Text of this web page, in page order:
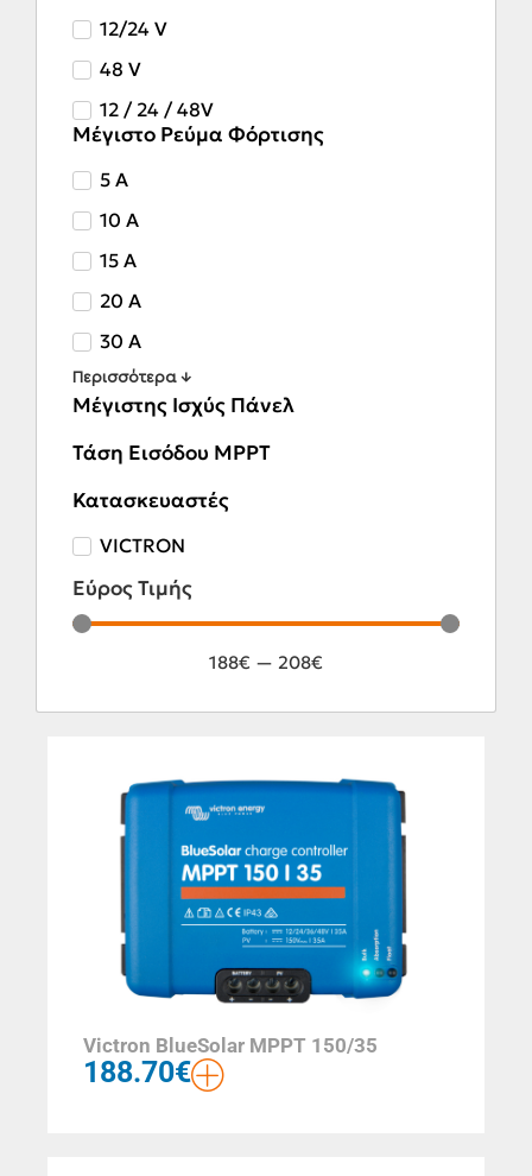
12/24 V
48 V
12 / 24 / 48V
Μέγιστο Ρεύμα Φόρτισης
5 A
10 A
15 A
20 A
30 A
Περισσότερα ↓
Μέγιστης Ισχύς Πάνελ
Τάση Εισόδου MPPT
Κατασκευαστές
VICTRON
Εύρος Τιμής
188€ — 208€
Victron BlueSolar MPPT 150/35
188.70€